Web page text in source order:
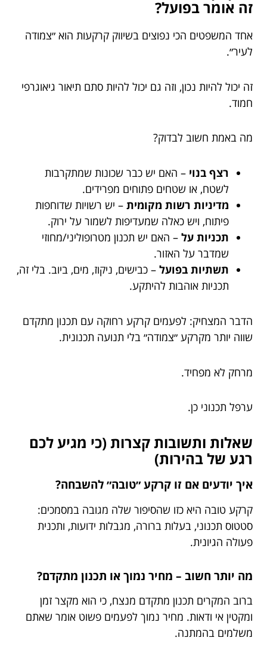
זה אומר בפועל?
אחד המשפטים הכי נפוצים בשיווק קרקעות הוא ״צמודה
לעיר״.
זה יכול להיות נכון, וזה גם יכול להיות סתם תיאור גיאוגרפי
חמוד.
מה באמת חשוב לבדוק?
רצף בנוי – האם יש כבר שכונות שמתקרבות
לשטח, או שטחים פתוחים מפרידים.
מדיניות רשות מקומית – יש רשויות שדוחפות
פיתוח, ויש כאלה שמעדיפות לשמור על ירוק.
תכניות על – האם יש תכנון מטרופוליני/מחוזי
שמדבר על האזור.
תשתיות בפועל – כבישים, ניקוז, מים, ביוב. בלי זה,
תכניות אוהבות להיתקע.
הדבר המצחיק: לפעמים קרקע רחוקה עם תכנון מתקדם
שווה יותר מקרקע ״צמודה״ בלי תנועה תכנונית.
מרחק לא מפחיד.
ערפל תכנוני כן.
שאלות ותשובות קצרות (כי מגיע לכם
רגע של בהירות)
איך יודעים אם זו קרקע ״טובה״ להשבחה?
קרקע טובה היא כזו שהסיפור שלה מגובה במסמכים:
סטטוס תכנוני, בעלות ברורה, מגבלות ידועות, ותכנית
פעולה הגיונית.
מה יותר חשוב – מחיר נמוך או תכנון מתקדם?
ברוב המקרים תכנון מתקדם מנצח, כי הוא מקצר זמן
ומקטין אי ודאות. מחיר נמוך לפעמים פשוט אומר שאתם
משלמים בהמתנה.